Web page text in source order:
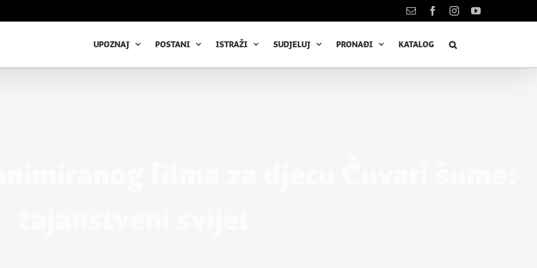
KontaktFacebookInstagramYouTube
UPOZNAJ POSTANI ISTRAŽI SUDJELUJ PRONAĐI KATALOG